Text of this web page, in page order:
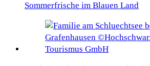
Sommerfrische im Blauen Land